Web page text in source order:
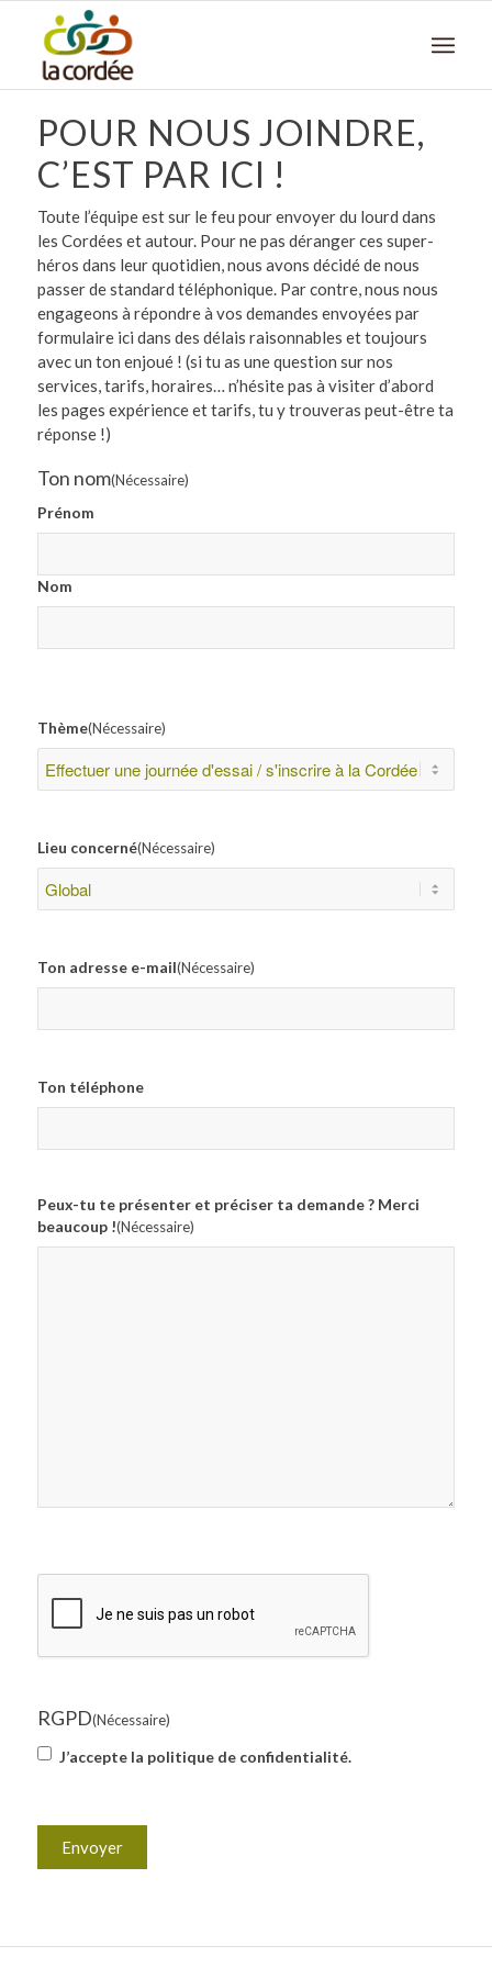
POUR NOUS JOINDRE,
C’EST PAR ICI !
Toute l’équipe est sur le feu pour envoyer du lourd dans
les Cordées et autour. Pour ne pas déranger ces super-
héros dans leur quotidien, nous avons décidé de nous
passer de standard téléphonique. Par contre, nous nous
engageons à répondre à vos demandes envoyées par
formulaire ici dans des délais raisonnables et toujours
avec un ton enjoué ! (si tu as une question sur nos
services, tarifs, horaires… n’hésite pas à visiter d’abord
les pages expérience et tarifs, tu y trouveras peut-être ta
réponse !)
Ton nom(Nécessaire)
Prénom
Nom
Thème(Nécessaire)
Lieu concerné(Nécessaire)
Ton adresse e-mail(Nécessaire)
Ton téléphone
Peux-tu te présenter et préciser ta demande ? Merci
beaucoup !(Nécessaire)
RGPD(Nécessaire)
J’accepte la politique de confidentialité.